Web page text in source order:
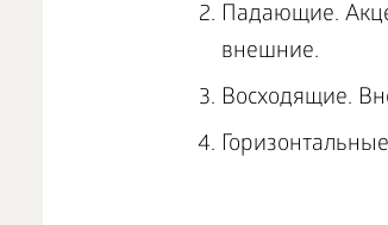
Падающие.
внешние.
Восходящие.